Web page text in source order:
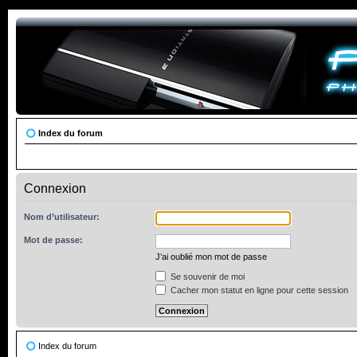
Index du forum
Connexion
Nom d’utilisateur:
Mot de passe:
J’ai oublié mon mot de passe
Se souvenir de moi
Cacher mon statut en ligne pour cette session
Index du forum